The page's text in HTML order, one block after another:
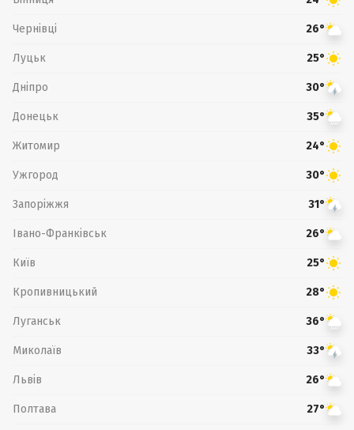
Чернівці 26°
Луцьк 25°
Дніпро 30°
Донецьк 35°
Житомир 24°
Ужгород 30°
Запоріжжя 31°
Івано-Франківськ 26°
Київ 25°
Кропивницький 28°
Луганськ 36°
Миколаїв 33°
Львів 26°
Полтава 27°